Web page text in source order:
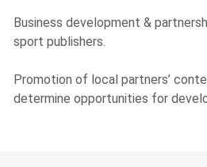
Business development &
sport publishers.
Promotion of local partners’
determine opportunities for